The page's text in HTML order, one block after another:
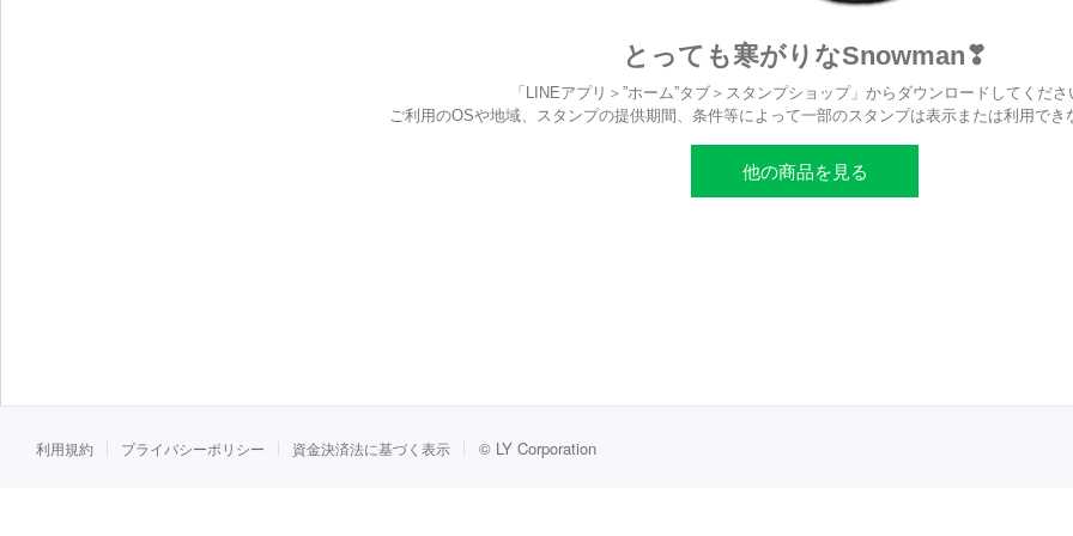
とっても寒がりなSnowman❣
「LINEアプリ＞”ホーム”タブ＞スタンプショップ」からダウンロードしてくださ
ご利用のOSや地域、スタンプの提供期間、条件等によって一部のスタンプは表示または利用でき
他の商品を見る
利用規約 プライバシーポリシー 資金決済法に基づく表示 © LY Corporation